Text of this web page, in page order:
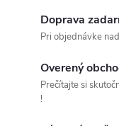
Doprava
Pri objednávke
Overený
Prečítajte si
!